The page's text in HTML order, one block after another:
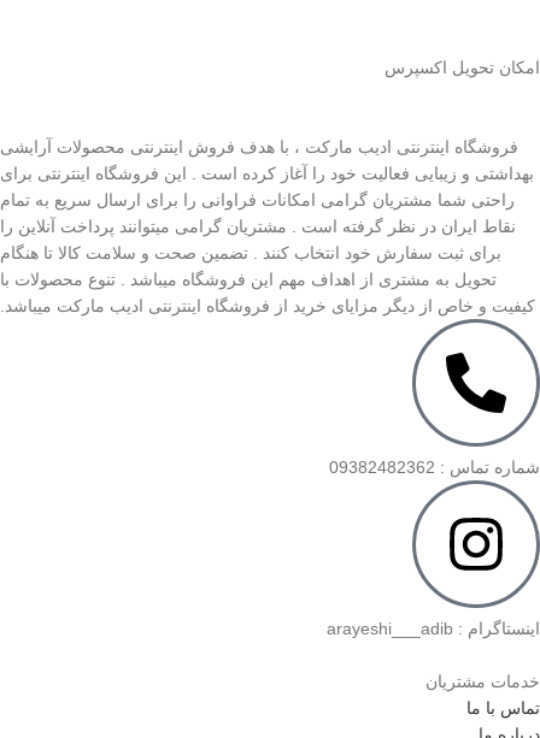
اﻣﮑﺎن ﺗﺤﻮﯾﻞ اﮐﺴﭙﺮس
فروشگاه اینترنتی ادیب مارکت ، با هدف فروش اینترنتی محصولات آرایشی
بهداشتی و زیبایی فعالیت خود را آغاز کرده است . این فروشگاه اینترنتی برای
راحتی شما مشتریان گرامی امکانات فراوانی را برای ارسال سریع به تمام
نقاط ایران در نظر گرفته است . مشتریان گرامی میتوانند پرداخت آنلاین را
برای ثبت سفارش خود انتخاب کنند . تضمین صحت و سلامت کالا تا هنگام
تحویل به مشتری از اهداف مهم این فروشگاه میباشد . تنوع محصولات با
کیفیت و خاص از دیگر مزایای خرید از فروشگاه اینترنتی ادیب مارکت میباشد.
شماره تماس : 09382482362
اینستاگرام : arayeshi___adib
خدمات مشتریان
تماس با ما
درباره ما